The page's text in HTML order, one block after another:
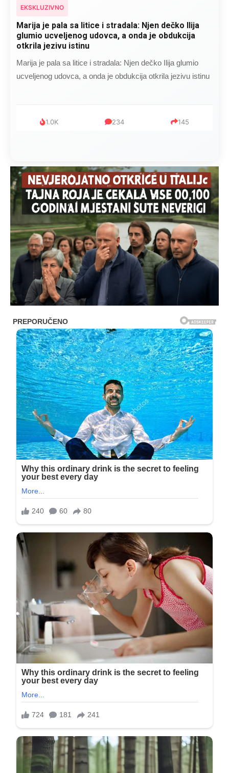
EKSKLUZIVNO
Marija je pala sa litice i stradala: Njen dečko Ilija
glumio ucveljenog udovca, a onda je obdukcija
otkrila jezivu istinu
Marija je pala sa litice i stradala: Njen dečko Ilija glumio
ucveljenog udovca, a onda je obdukcija otkrila jezivu istinu
1.0K 234 145